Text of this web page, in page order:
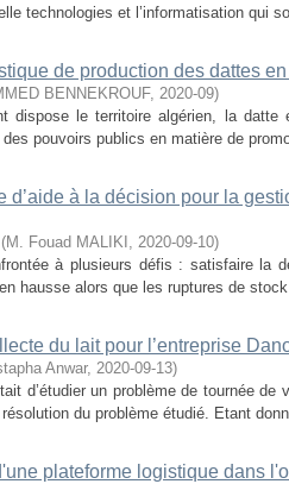
technologies et l’informatisation qui
de production des dattes
BENNEKROUF, 2020-09)
dispose le territoire algérien, la datte
pouvoirs publics en matière de
d’aide à la décision pour la
(M. Fouad MALIKI , 2020-09-10)
à plusieurs défis : satisfaire la
hausse alors que les ruptures de
du lait pour l’entreprise
Anwar, 2020-09-13)
d’étudier un problème de tournée
du problème étudié. Etant
plateforme logistique dans